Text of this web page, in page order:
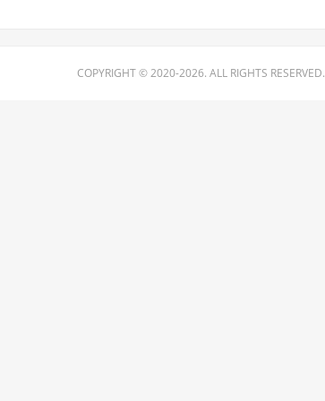
COPYRIGHT © 2020-2026. ALL RIGHTS RESERVED.